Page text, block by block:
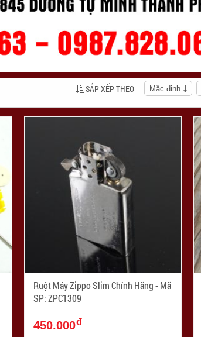
SẮP XẾP THEO Mặc định
Ruột Máy Zippo Slim Chính Hãng - Mã
SP: ZPC1309
450.000đ